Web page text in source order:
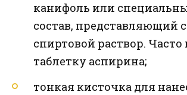
канифоль или
состав, представляющий
спиртовой раствор.
таблетку аспирина;
тонкая кисточка для